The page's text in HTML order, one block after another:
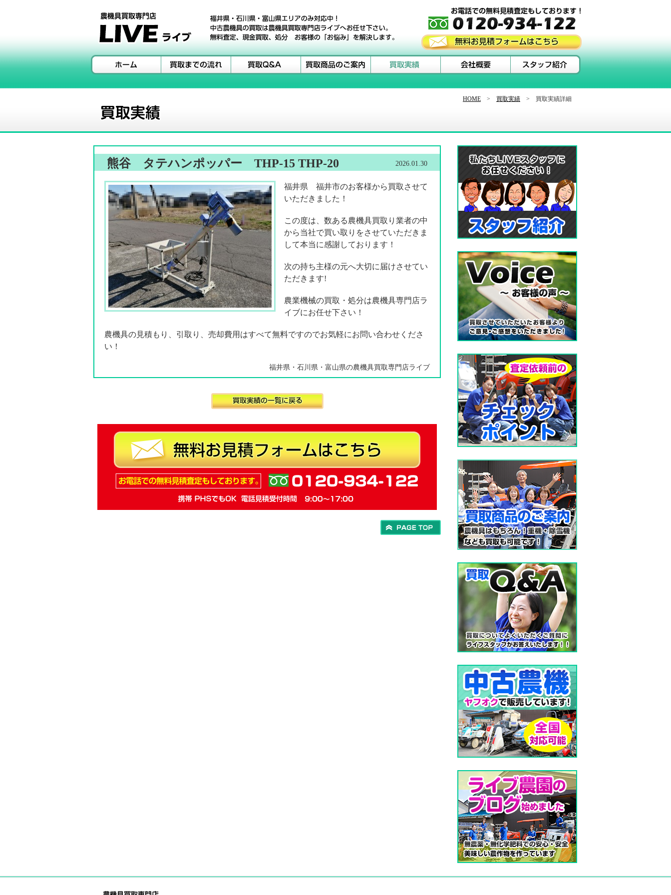
HOME > 買取実績 > 買取実績詳細
熊谷 タテハンポッパー THP-15 THP-20 2026.01.30
福井県 福井市のお客様から買取させて
いただきました！
この度は、数ある農機具買取り業者の中
から当社で買い取りをさせていただきま
して本当に感謝しております！
次の持ち主様の元へ大切に届けさせてい
ただきます!
農業機械の買取・処分は農機具専門店ラ
イブにお任せ下さい！
農機具の見積もり、引取り、売却費用はすべて無料ですのでお気軽にお問い合わせくださ
い！
福井県・石川県・富山県の農機具買取専門店ライブ